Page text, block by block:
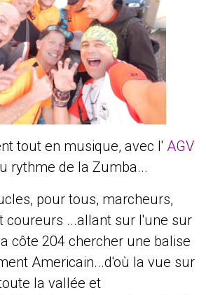
tout en musique, avec l' AGV
rythme de la Zumba...
pour tous, marcheurs,
coureurs ...allant sur l'une sur
côte 204 chercher une balise
Americain...d'où la vue sur
la vallée et